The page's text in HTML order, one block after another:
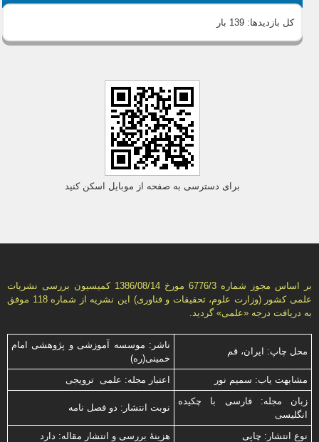
کل بازدیدها:139 بار
برای دسترسی به صفحه از موبایل اسکن کنید
بر اساس مجوز شماره 6776/3 مورخ 1386/08/14 كمیسیون بررسى نشریات
علمى كشور (وزارت علوم، تحقیقات و فناورى) این نشریه از شماره 118 موفق
به دریافت درجه «علمى» گردید.
محل چاپ: ایران، قم
ناشر: موسسه آموزشی و پژوهشی امام
خمینی(ره)
مشابهت ياب: سميم نور
اعتبار مجله: علمی ترویجی
زبان مجله: فارسی با چكیده
انگلیسی
نوبت انتشار: دو فصل نامه
نوع انتشار: چاپی
هزینۀ بررسی و انتشار مقاله: دارد